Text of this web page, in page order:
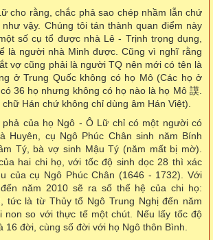
cho rằng, chắc phả sao chép nhầm lẫn chứ
vậy. Chúng tôi tán thành quan điểm này
số cụ tổ được nhà Lê - Trịnh trọng dụng,
là người nhà Minh được. Cũng vì nghĩ rằng
vợ cũng phải là người TQ nên mới có tên là
ở Trung Quốc không có họ Mô (Các họ ở
36 họ nhưng không có họ nào là họ Mô 謨.
Hán chứ không chỉ dùng âm Hán Việt).
phả của họ Ngô - Ô Lữ chỉ có một người có
Huyên, cụ Ngô Phúc Chân sinh năm Bính
Tý, bà vợ sinh Mậu Tý (năm mất bị mờ).
hai chi họ, với tốc độ sinh dọc 28 thì xác
của cụ Ngô Phúc Chân (1646 - 1732). Với
năm 2010 sẽ ra số thế hệ của chi họ:
tức là từ Thủy tổ Ngô Trung Nghị đến năm
non so với thực tế một chút. Nếu lấy tốc độ
16 đời, cùng số đời với họ Ngô thôn Bình.